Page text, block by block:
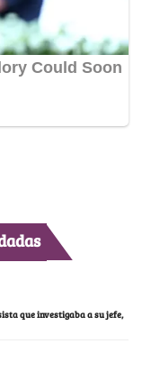
que investigaba a su jefe,